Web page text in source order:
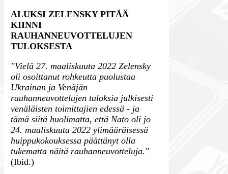
ALUKSI ZELENSKY PITÄÄ
KIINNI
RAUHANNEUVOTTELUJEN
TULOKSESTA
"Vielä 27. maaliskuuta 2022 Zelensky
oli osoittanut rohkeutta puolustaa
Ukrainan ja Venäjän
rauhanneuvottelujen tuloksia julkisesti
venäläisten toimittajien edessä - ja
tämä siitä huolimatta, että Nato oli jo
24. maaliskuuta 2022 ylimääräisessä
huippukokouksessa päättänyt olla
tukematta näitä rauhanneuvotteluja."
(Ibid.)